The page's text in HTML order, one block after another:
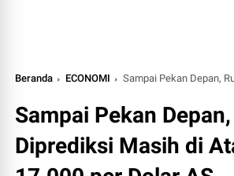
Beranda ECONOMI Sampai Pekan Depan, Rupiah Diprediksi
Sampai Pekan
Diprediksi Masih di